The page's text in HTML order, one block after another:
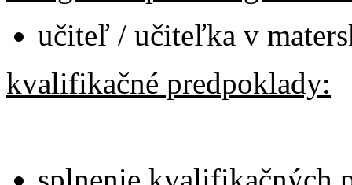
učiteľ / učiteľka v
kvalifikačné predpoklady: